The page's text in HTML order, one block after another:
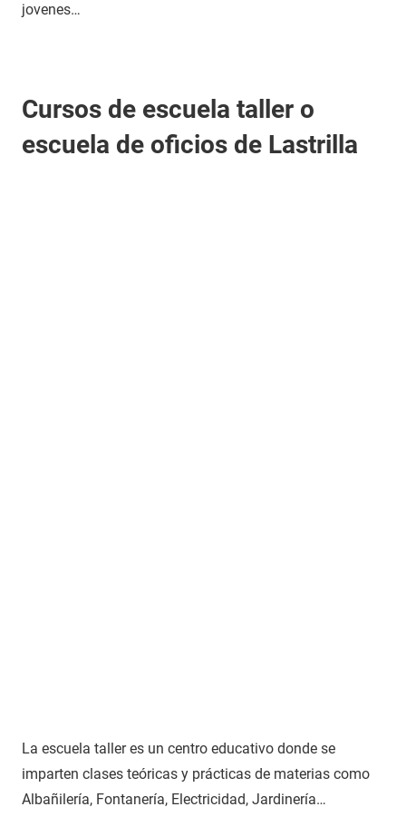
jovenes…
Cursos de escuela taller o
escuela de oficios de Lastrilla
La escuela taller es un centro educativo donde se
imparten clases teóricas y prácticas de materias como
Albañilería, Fontanería, Electricidad, Jardinería…